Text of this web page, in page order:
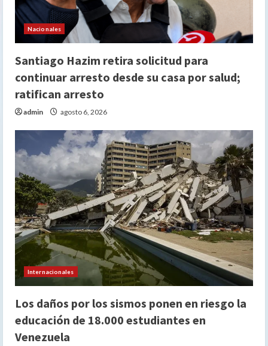
Nacionales
Santiago Hazim retira solicitud para
continuar arresto desde su casa por salud;
ratifican arresto
admin agosto 6, 2026
Internacionales
Los daños por los sismos ponen en riesgo la
educación de 18.000 estudiantes en
Venezuela